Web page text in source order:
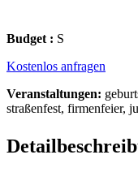
Budget : S
Kostenlos anfragen
Veranstaltungen:
straßenfest, firmenfeier,